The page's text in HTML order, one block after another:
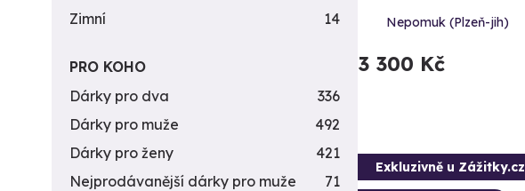
Nepomuk (Plzeň-jih)
3 300 Kč
Exkluzivně u Zážitky.cz
Zimní
14
PRO KOHO
Dárky pro dva
336
Dárky pro muže
492
Dárky pro ženy
421
Nejprodávanější dárky pro muže
71